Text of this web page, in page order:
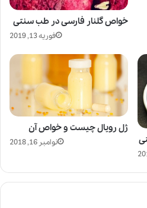
خواص گلنار فارسی در طب سنتی
فوریه 13, 2019
ژل رویال چیست و خواص آن
نوامبر 16, 2018